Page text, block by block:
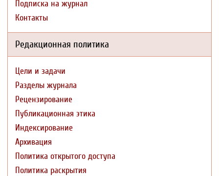
Подписка на журнал
Контакты
Редакционная политика
Цели и задачи
Разделы журнала
Рецензирование
Публикационная этика
Индексирование
Архивация
Политика открытого доступа
Политика раскрытия